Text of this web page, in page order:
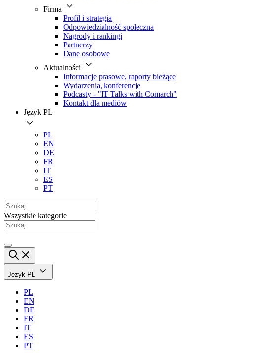
Firma
Profil i strategia
Odpowiedzialność społeczna
Nagrody i rankingi
Partnerzy
Dane osobowe
Aktualności
Informacje prasowe, raporty bieżące
Wydarzenia, konferencje
Podcasty - "IT Talks with Comarch"
Kontakt dla mediów
Język PL
PL
EN
DE
FR
IT
ES
PT
Wszystkie kategorie
Język PL
PL
EN
DE
FR
IT
ES
PT